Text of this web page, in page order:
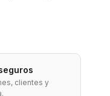
clientes y